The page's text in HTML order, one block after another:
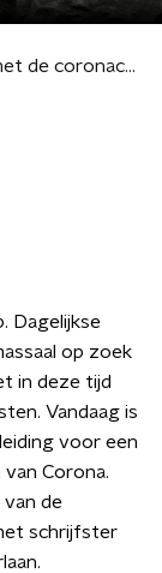
Hoe gaan autisten om met de coronacrisis?
Dagelijkse
op zoek
in deze tijd
Vandaag is
voor een
Corona.
de
schrijfster